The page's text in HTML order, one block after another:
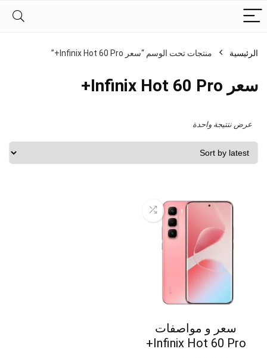
الرئيسية منتجات تحت الوسم “سعر Infinix Hot 60 Pro+”
سعر Infinix Hot 60 Pro+
عرض نتتيجة واحدة
سعر و مواصفات
Infinix Hot 60 Pro+